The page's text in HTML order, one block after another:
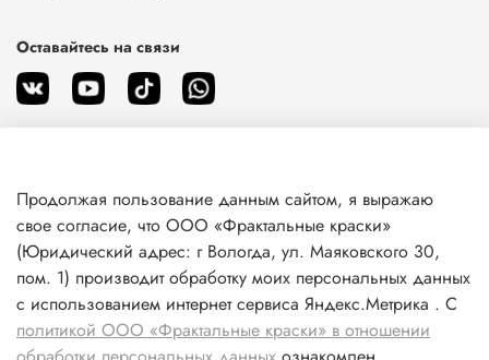
О магазине
Клиентам
Информация
Оставайтесь на связи
Продолжая пользование данным сайтом, я выражаю
свое согласие, что ООО «Фрактальные краски»
(Юридический адрес: г Вологда, ул. Маяковского 30,
пом. 1) производит обработку моих персональных данных
с использованием интернет сервиса Яндекс.Метрика . С
политикой ООО «Фрактальные краски» в отношении